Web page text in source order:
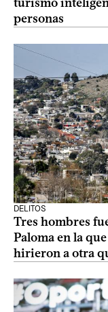
personas
DELITOS
Tres hombres
Paloma en la
hirieron a otra